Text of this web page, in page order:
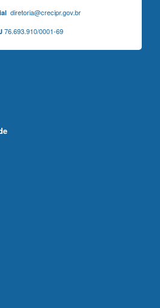
diretoria@crecipr.gov.br
76.693.910/0001-69